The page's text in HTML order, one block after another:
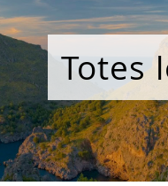
Totes